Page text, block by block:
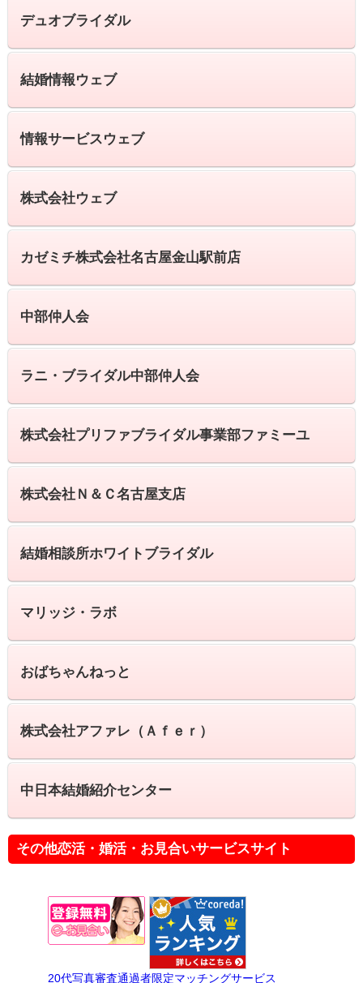
デュオブライダル
結婚情報ウェブ
情報サービスウェブ
株式会社ウェブ
カゼミチ株式会社名古屋金山駅前店
中部仲人会
ラニ・ブライダル中部仲人会
株式会社プリファブライダル事業部ファミーユ
株式会社Ｎ＆Ｃ名古屋支店
結婚相談所ホワイトブライダル
マリッジ・ラボ
おばちゃんねっと
株式会社アファレ（Ａｆｅｒ）
中日本結婚紹介センター
その他恋活・婚活・お見合いサービスサイト
20代写真審査通過者限定マッチングサービス